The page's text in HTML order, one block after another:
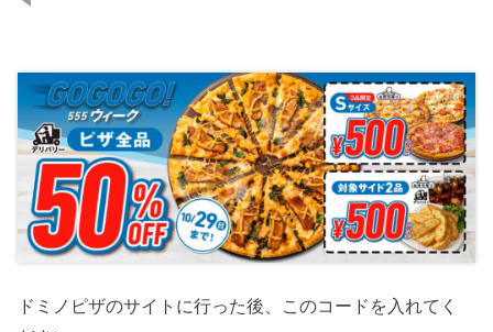
ドミノピザのサイトに行った後、このコードを入れてく